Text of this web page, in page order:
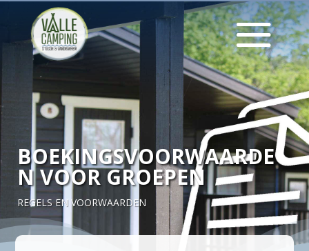
BOEKINGSVOORWAARDE
N VOOR GROEPEN
REGELS EN VOORWAARDEN